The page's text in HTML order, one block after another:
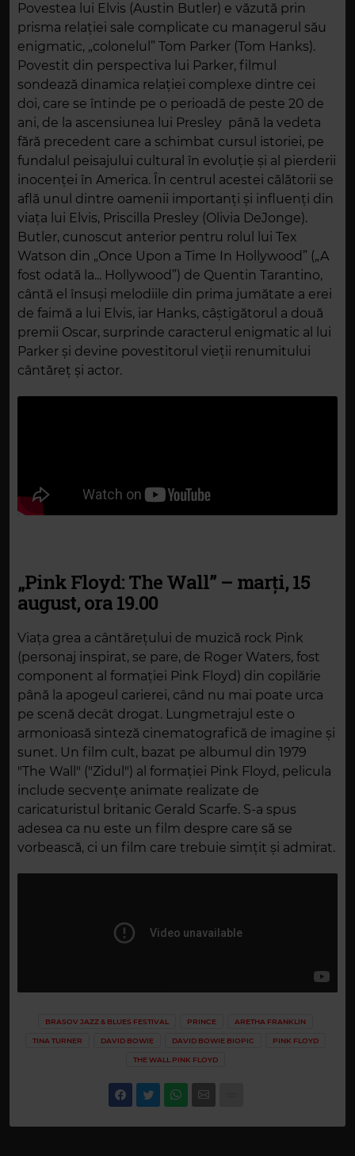
Povestea lui Elvis (Austin Butler) e văzută prin
prisma relației sale complicate cu managerul său
enigmatic, „colonelul” Tom Parker (Tom Hanks).
Povestit din perspectiva lui Parker, filmul
sondează dinamica relației complexe dintre cei
doi, care se întinde pe o perioadă de peste 20 de
ani, de la ascensiunea lui Presley până la vedeta
fără precedent care a schimbat cursul istoriei, pe
fundalul peisajului cultural în evoluție și al pierderii
inocenței în America. În centrul acestei călătorii se
află unul dintre oamenii importanți și influenți din
viața lui Elvis, Priscilla Presley (Olivia DeJonge).
Butler, cunoscut anterior pentru rolul lui Tex
Watson din „Once Upon a Time In Hollywood” („A
fost odată la... Hollywood”) de Quentin Tarantino,
cântă el însuși melodiile din prima jumătate a erei
de faimă a lui Elvis, iar Hanks, câștigătorul a două
premii Oscar, surprinde caracterul enigmatic al lui
Parker și devine povestitorul vieții renumitului
cântăreț și actor.
„Pink Floyd: The Wall” – marți, 15
august, ora 19.00
Viața grea a cântărețului de muzică rock Pink
(personaj inspirat, se pare, de Roger Waters, fost
component al formației Pink Floyd) din copilărie
până la apogeul carierei, când nu mai poate urca
pe scenă decât drogat. Lungmetrajul este o
armonioasă sinteză cinematografică de imagine și
sunet. Un film cult, bazat pe albumul din 1979
"The Wall" ("Zidul") al formației Pink Floyd, pelicula
include secvențe animate realizate de
caricaturistul britanic Gerald Scarfe. S-a spus
adesea ca nu este un film despre care să se
vorbească, ci un film care trebuie simțit și admirat.
BRASOV JAZZ & BLUES FESTIVAL PRINCE ARETHA FRANKLIN
TINA TURNER DAVID BOWIE DAVID BOWIE BIOPIC PINK FLOYD
THE WALL PINK FLOYD